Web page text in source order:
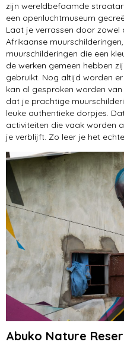
zijn wereldbefaamde
een openluchtmuseum
Laat je verrassen door zowel
Afrikaanse
muurschilderingen die een
de werken gemeen hebben
gebruikt. Nog altijd worden
kan al gesproken worden
dat je prachtige
leuke authentieke dorpjes.
activiteiten die vaak worden
je verblijft. Zo leer je het
Abuko Nature